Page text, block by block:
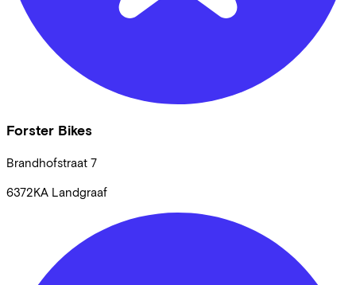
Forster Bikes
Brandhofstraat 7
6372KA Landgraaf